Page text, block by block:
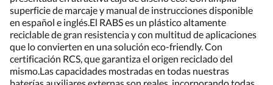
superficie de marcaje y manual de instrucciones disponible
en español e inglés.El RABS es un plástico altamente
reciclable de gran resistencia y con multitud de aplicaciones
que lo convierten en una solución eco-friendly. Con
certificación RCS, que garantiza el origen reciclado del
mismo.Las capacidades mostradas en todas nuestras